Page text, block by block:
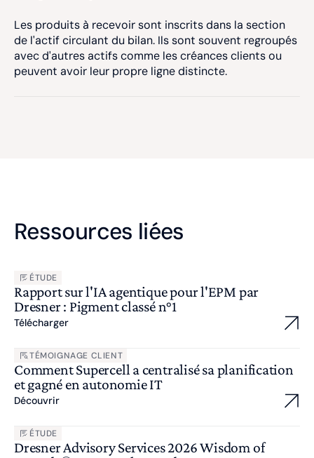
Les produits à recevoir sont inscrits dans la section
de l'actif circulant du bilan. Ils sont souvent regroupés
avec d'autres actifs comme les créances clients ou
peuvent avoir leur propre ligne distincte.
Ressources liées
ÉTUDE
Rapport sur l'IA agentique pour l'EPM par
Dresner : Pigment classé n°1
Télécharger
TÉMOIGNAGE CLIENT
Comment Supercell a centralisé sa planification
et gagné en autonomie IT
Découvrir
ÉTUDE
Dresner Advisory Services 2026 Wisdom of